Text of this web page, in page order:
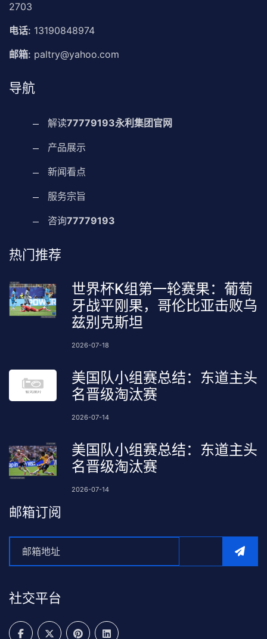
2703
电话: 13190848974
邮箱: paltry@yahoo.com
导航
解读77779193永利集团官网
产品展示
新闻看点
服务宗旨
咨询77779193
热门推荐
世界杯K组第一轮赛果：葡萄
牙战平刚果，哥伦比亚击败乌
兹别克斯坦
2026-07-18
美国队小组赛总结：东道主头
名晋级淘汰赛
2026-07-14
美国队小组赛总结：东道主头
名晋级淘汰赛
2026-07-14
邮箱订阅
社交平台